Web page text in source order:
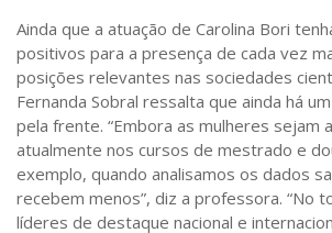
Ainda que a atuação de Carolina Bori
positivos para a presença de cada vez
posições relevantes nas sociedades
Fernanda Sobral ressalta que ainda há
pela frente. “Embora as mulheres sejam
atualmente nos cursos de mestrado e
exemplo, quando analisamos os dados
recebem menos”, diz a professora. “No
líderes de destaque nacional e